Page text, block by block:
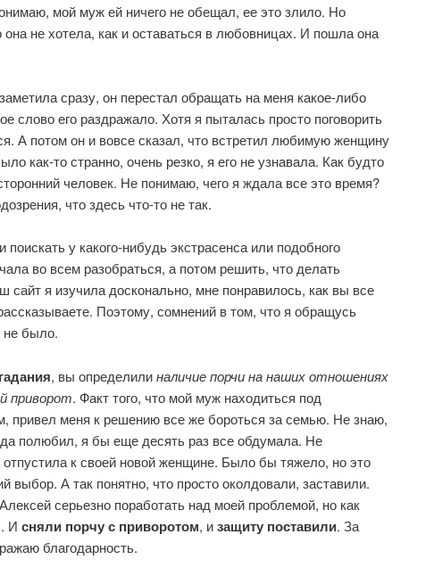
мой муж ей ничего не обещал, ее это злило. Но
она не хотела, как и оставаться в любовницах. И пошла она
сразу, он перестал обращать на меня какое-либо
слово его раздражало. Хотя я пыталась просто поговорить
А потом он и вовсе сказал, что встретил любимую женщину
как-то странно, очень резко, я его не узнавала. Как будто
человек. Не понимаю, чего я ждала все это время?
что здесь что-то не так.
у какого-нибудь экстрасенса или подобного
во всем разобраться, а потом решить, что делать
сайт я изучила досконально, мне понравилось, как вы все
Поэтому, сомнений в том, что я обращусь
не было.
гадания, вы определилиналичие порчи на наших отношениях
приворот. Факт того, что мой муж находиться под
привел меня к решению все же бороться за семью. Не знаю,
полюбил, я бы еще десять раз все обдумала. Не
к своей новой женщине. Было бы тяжело, но это
выбор. А так понятно, что просто околдовали, заставили.
серьезно поработать над моей проблемой, но как
И сняли порчу с приворотом, изащиту поставили. За
благодарность.